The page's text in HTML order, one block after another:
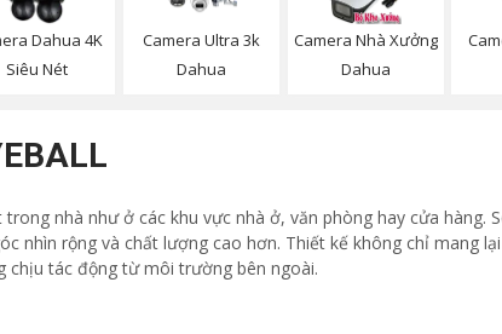
Dahua 4K
Siêu Nét
Camera Ultra 3k
Dahua
Camera Nhà Xưởng
Dahua
nhà như ở các khu vực nhà ở, văn phòng hay cửa hàng.
nhìn rộng và chất lượng cao hơn. Thiết kế không chỉ mang
chịu tác động từ môi trường bên ngoài.